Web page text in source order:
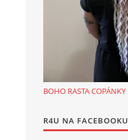
BOHO RASTA COPÁNKY
R4U NA FACEBOOKU